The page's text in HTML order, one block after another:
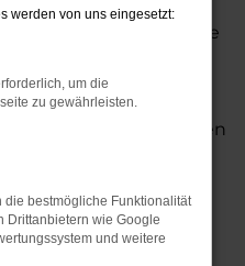
perfekte Wahl für alle
und modernes
erstklassigen
und der
dieser Gebrauchtwagen
zum Neuwagen,
verzichten zu
oder für längere
durch
Wirtschaftlichkeit.
werden von uns eingesetzt:
um die
zu gewährleisten.
die bestmögliche Funktionalität
Drittanbietern wie Google
und weitere